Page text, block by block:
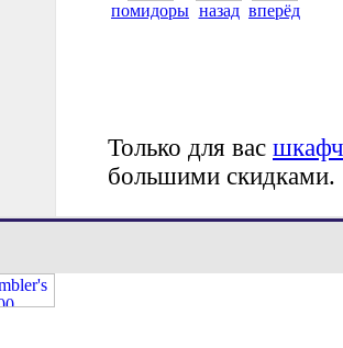
помидоры назад вперёд
Только для вас
большими скидками.